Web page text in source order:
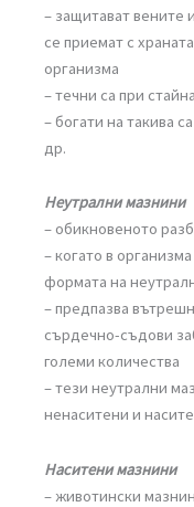
– защитават вените
се приемат с
организма
– течни са при
– богати на такива
др.
Неутрални мазнини
– обикновеното
– когато в
формата на
– предпазва
сърдечно-съдови
големи количества
– тези неутрални
ненаситени и
Наситени мазнини
– животински